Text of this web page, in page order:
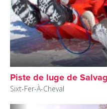
Piste de luge de
Sixt-Fer-À-Cheval